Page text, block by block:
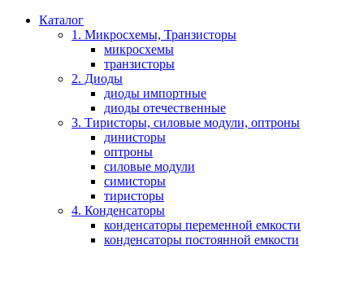
Каталог
1. Микросхемы, Транзисторы
микросхемы
транзисторы
2. Диоды
диоды импортные
диоды отечественные
3. Тиристоры, силовые модули, оптроны
динисторы
оптроны
силовые модули
симисторы
тиристоры
4. Конденсаторы
конденсаторы переменной емкости
конденсаторы постоянной емкости